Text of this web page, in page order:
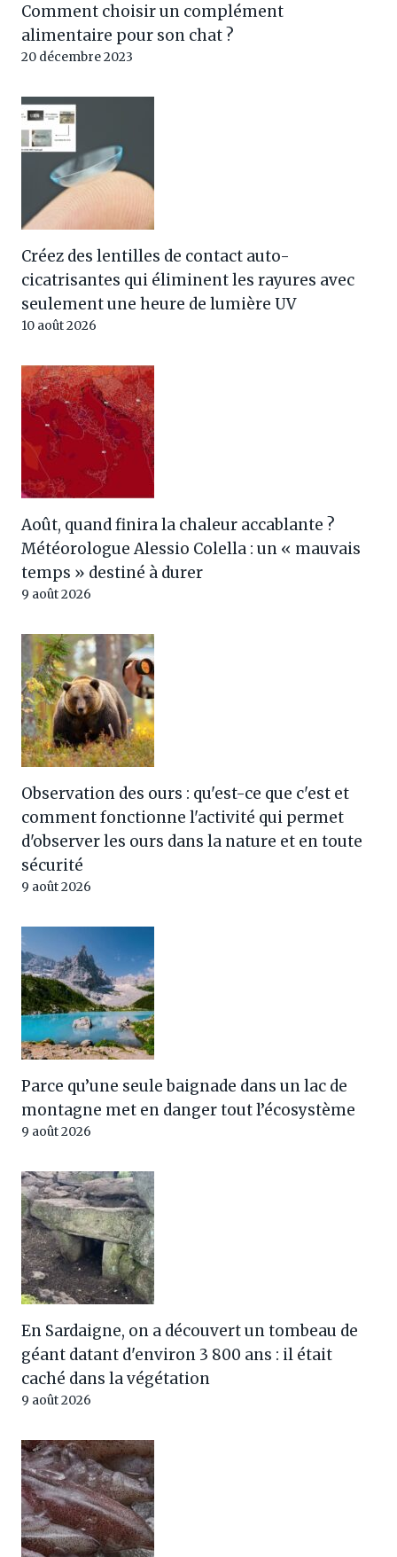
Comment choisir un complément
alimentaire pour son chat ?
20 décembre 2023
Créez des lentilles de contact auto-
cicatrisantes qui éliminent les rayures avec
seulement une heure de lumière UV
10 août 2026
Août, quand finira la chaleur accablante ?
Météorologue Alessio Colella : un « mauvais
temps » destiné à durer
9 août 2026
Observation des ours : qu'est-ce que c'est et
comment fonctionne l'activité qui permet
d'observer les ours dans la nature et en toute
sécurité
9 août 2026
Parce qu’une seule baignade dans un lac de
montagne met en danger tout l’écosystème
9 août 2026
En Sardaigne, on a découvert un tombeau de
géant datant d'environ 3 800 ans : il était
caché dans la végétation
9 août 2026